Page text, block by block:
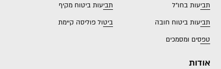
תביעות בחו"ל
תביעות ביטוח מקיף
תביעות ביטוח חובה
ביטול פוליסה קיימת
טפסים ומסמכים
אודות